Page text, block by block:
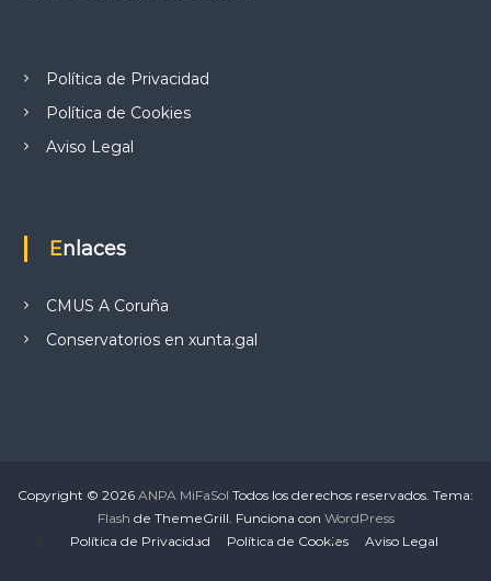
Política de Privacidad
Política de Cookies
Aviso Legal
Enlaces
CMUS A Coruña
Conservatorios en xunta.gal
Copyright © 2026 ANPA MiFaSol Todos los derechos reservados. Tema:
Flash de ThemeGrill. Funciona con WordPress
Política de Privacidad
Política de Cookies Aviso Legal